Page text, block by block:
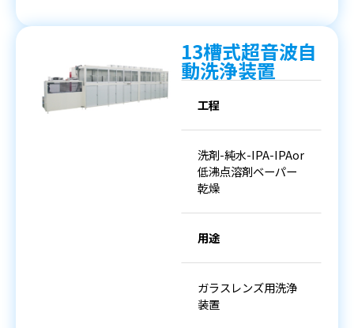
13槽式超音波自
動洗浄装置
工程
洗剤-純水-IPA-IPAor
低沸点溶剤ベーパー
乾燥
用途
ガラスレンズ用洗浄
装置